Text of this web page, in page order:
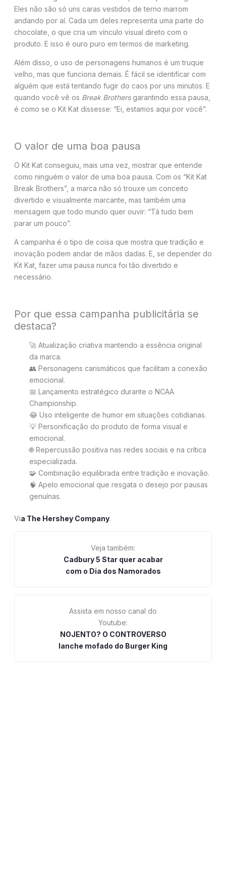
Eles não são só uns caras vestidos de terno marrom
andando por aí. Cada um deles representa uma parte do
chocolate, o que cria um vínculo visual direto com o
produto. E isso é ouro puro em termos de marketing.
Além disso, o uso de personagens humanos é um truque
velho, mas que funciona demais. É fácil se identificar com
alguém que está tentando fugir do caos por uns minutos. E
quando você vê os Break Brothersgarantindo essa pausa,
é como se o Kit Kat dissesse: “Ei, estamos aqui por você”.
O valor de uma boa pausa
O Kit Kat conseguiu, mais uma vez, mostrar que entende
como ninguém o valor de uma boa pausa. Com os “Kit Kat
Break Brothers”, a marca não só trouxe um conceito
divertido e visualmente marcante, mas também uma
mensagem que todo mundo quer ouvir: “Tá tudo bem
parar um pouco”.
A campanha é o tipo de coisa que mostra que tradição e
inovação podem andar de mãos dadas. E, se depender do
Kit Kat, fazer uma pausa nunca foi tão divertido e
necessário.
Por que essa campanha publicitária se
destaca?
🚀 Atualização criativa mantendo a essência original
da marca.
👥 Personagens carismáticos que facilitam a conexão
emocional.
📅 Lançamento estratégico durante o NCAA
Championship.
😂 Uso inteligente de humor em situações cotidianas.
💡 Personificação do produto de forma visual e
emocional.
🌐 Repercussão positiva nas redes sociais e na crítica
especializada.
🧩 Combinação equilibrada entre tradição e inovação.
🧠 Apelo emocional que resgata o desejo por pausas
genuínas.
Via The Hershey Company.
Veja também:
Cadbury 5 Star quer acabar
com o Dia dos Namorados
Assista em nosso canal do
Youtube:
NOJENTO? O CONTROVERSO
lanche mofado do Burger King